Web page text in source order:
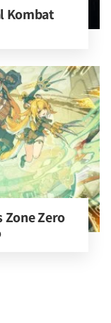
Kombat
Zone Zero